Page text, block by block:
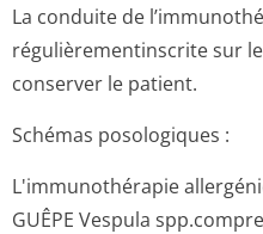
La conduite de
régulièrementin­scrite sur
conserver le patient.
Schémas posologiques :
L'immunothérapie
GUÊPE Vespula